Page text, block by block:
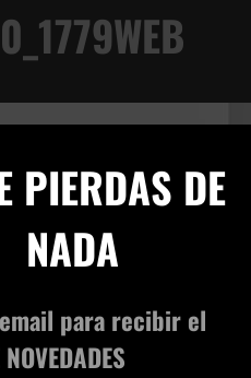
PIERDAS DE
NADA
para recibir el